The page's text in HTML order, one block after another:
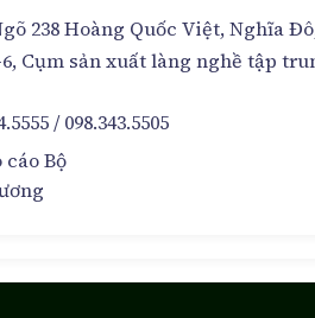
238 Hoàng Quốc Việt, Nghĩa
Cụm sản xuất làng nghề tập
/098.343.5505